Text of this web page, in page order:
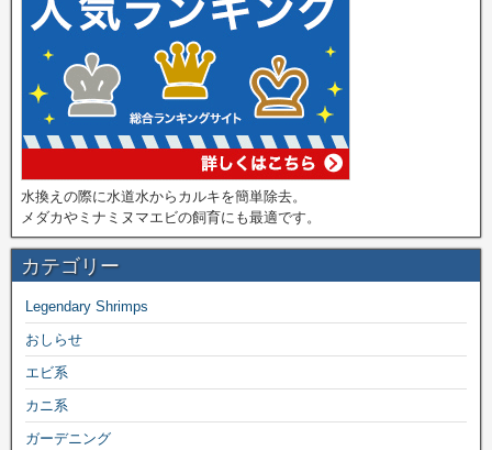
水換えの際に水道水からカルキを簡単除去。
メダカやミナミヌマエビの飼育にも最適です。
カテゴリー
Legendary Shrimps
おしらせ
エビ系
カニ系
ガーデニング